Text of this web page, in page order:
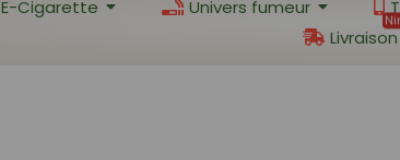
E-Cigarette Univers fumeur